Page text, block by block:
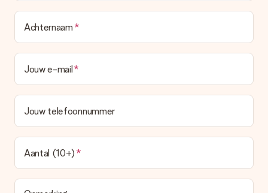
Achternaam
Jouw e-mail
Jouw telefoonnummer
Aantal (10+)